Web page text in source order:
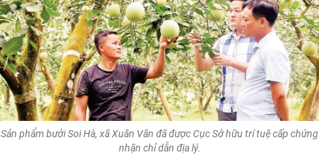
Y TẾ
KHOA HỌC - CÔNG NGHỆ
MÔI TRƯỜNG
BẠN ĐỌC
Sản phẩm bưởi Soi Hà, xã Xuân Vân đã được Cục Sở hữu trí tuệ cấp chứng
nhận chỉ dẫn địa lý.